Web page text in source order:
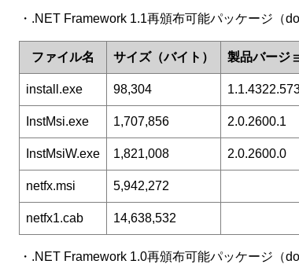
・.NET Framework 1.1再頒布可能パッケージ（
ファイル名 サイズ（バイト） 製品バージ
install.exe 98,304
InstMsi.exe 1,707,856 2.0.2600.1
InstMsiW.exe 1,821,008 2.0.2600.0
netfx.msi 5,942,272
netfx1.cab 14,638,532
・.NET Framework 1.0再頒布可能パッケージ（